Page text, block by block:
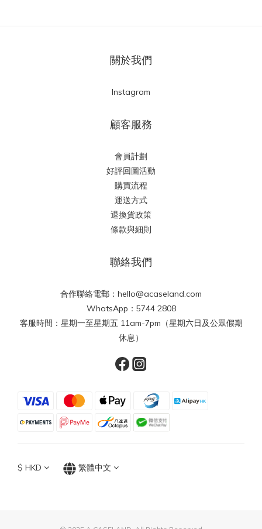
關於我們
Instagram
顧客服務
會員計劃
好評回圖活動
購買流程
運送方式
退換貨政策
條款與細則
聯絡我們
合作聯絡電郵：hello@acaseland.com
WhatsApp：5744 2808
客服時間：星期一至星期五 11am-7pm（星期六日及公眾假期
休息）
$ HKD 繁體中文